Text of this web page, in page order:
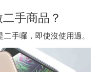
手商品？
手囉，即使沒使用過。